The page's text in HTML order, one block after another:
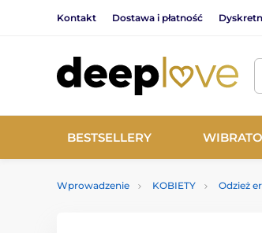
Kontakt Dostawa i płatność
BESTSELLERY
Wprowadzenie KOBIETY Odzież